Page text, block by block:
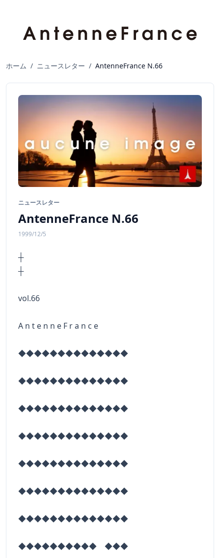
ホーム / ニュースレター / AntenneFrance N.66
ニュースレター
AntenneFrance N.66
1999/12/5
┼
vol.66
A n t e n n e F r a n c e
◆◆◆◆◆◆◆◆◆◆◆◆◆◆
◆◆◆◆◆◆◆◆◆◆◆◆◆◆
◆◆◆◆◆◆◆◆◆◆◆◆◆◆
◆◆◆◆◆◆◆◆◆◆◆◆◆◆
◆◆◆◆◆◆◆◆◆◆◆◆◆◆
◆◆◆◆◆◆◆◆◆◆◆◆◆◆
◆◆◆◆◆◆◆◆◆◆◆◆◆◆
◆◆◆◆◆◆◆◆◆◆ ◆◆◆